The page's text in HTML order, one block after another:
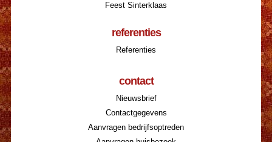
Feest Sinterklaas
referenties
Referenties
contact
Nieuwsbrief
Contactgegevens
Aanvragen bedrijfsoptreden